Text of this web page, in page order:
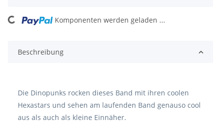
Komponenten werden geladen ...
Beschreibung
Die Dinopunks rocken dieses Band mit ihren coolen
Hexastars und sehen am laufenden Band genauso cool
aus als auch als kleine Einnäher.